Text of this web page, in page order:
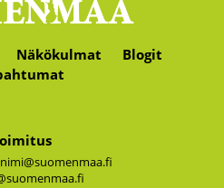
Näkökulmat
Blogit